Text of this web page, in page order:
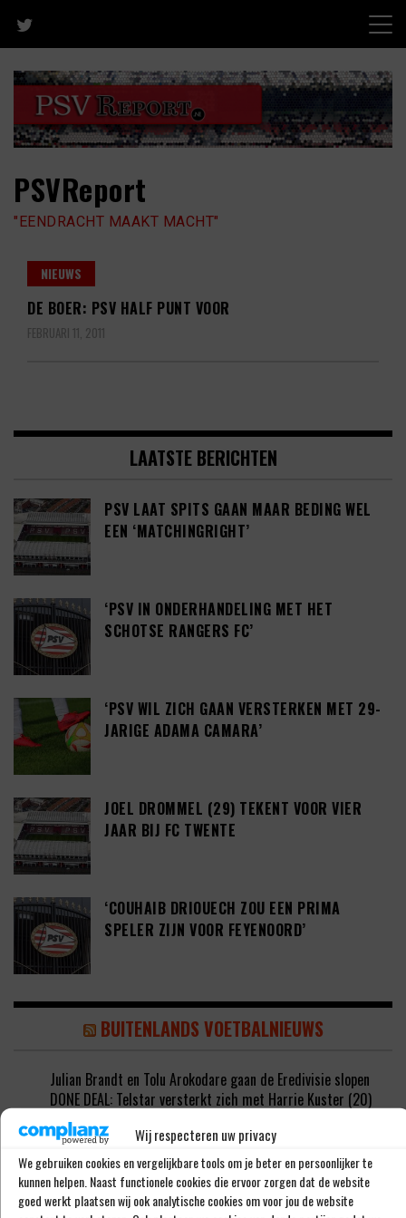
Wij respecteren uw privacy
We gebruiken cookies en vergelijkbare tools om je beter en persoonlijker te
kunnen helpen. Naast functionele cookies die ervoor zorgen dat de website
goed werkt plaatsen wij ook analytische cookies om voor jou de website
content
PSVReport
"EENDRACHT MAAKT MACHT"
NIEUWS
DE BOER: PSV HALF PUNT VOOR
FEBRUARI 11, 2011
LAATSTE BERICHTEN
PSV LAAT SPITS GAAN MAAR BEDING WEL
EEN ‘MATCHINGRIGHT’
‘PSV IN ONDERHANDELING MET HET
SCHOTSE RANGERS FC’
‘PSV WIL ZICH GAAN VERSTERKEN MET 29-
JARIGE ADAMA CAMARA’
JOEL DROMMEL (29) TEKENT VOOR VIER
JAAR BIJ FC TWENTE
‘COUHAIB DRIOUECH ZOU EEN PRIMA
SPELER ZIJN VOOR FEYENOORD’
BUITENLANDS VOETBALNIEUWS
Julian Brandt en Tolu Arokodare gaan de Eredivisie slopen
DONE DEAL: Telstar versterkt zich met Harrie Kuster (20)
‘Kenny Tete zou een goede speler zijn voor Feyenoord’
‘Italiaanse topclub aast op de handtekening van Kenneth
Taylor’
‘AZ wil Peer Koopmeiners niet verkopen aan Club Brugge’